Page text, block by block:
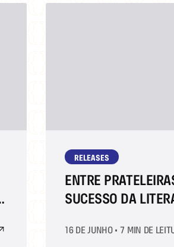
RELEASES
ENTRE
SUCESSO DA
LIVRO RIO
16 DE JUNHO •7 MIN DE